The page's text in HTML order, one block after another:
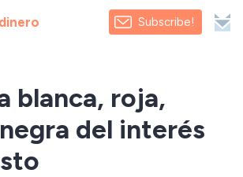
Subscribe!
blanca, roja,
del interés